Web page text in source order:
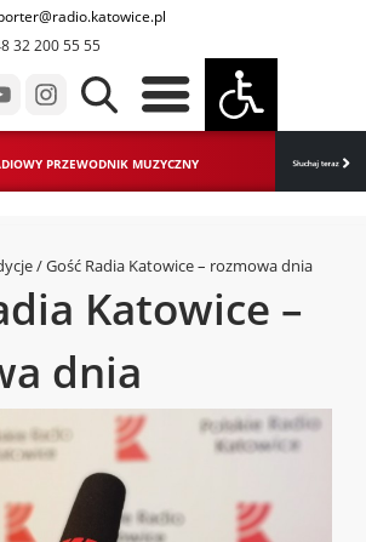
32 200 55 55
PRZEWODNIK MUZYCZNY
/ Gość Radia Katowice – rozmowa dnia
Katowice –
dnia